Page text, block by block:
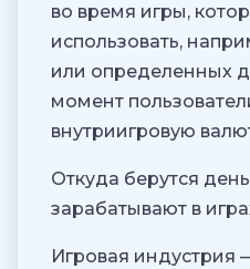
во время игры,
использовать,
или определенных
момент
внутриигровую
Откуда берутся
зарабатывают в
Игровая индустрия